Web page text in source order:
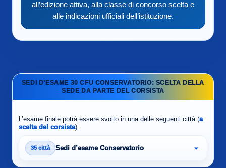
all’edizione attiva, alla classe di concorso scelta e
alle indicazioni ufficiali dell’istituzione.
SEDI D’ESAME 30 CFU CONSERVATORIO: SCELTA DELLA
SEDE DA PARTE DEL CORSISTA
L’esame finale potrà essere svolto in una delle seguenti città (a
scelta del corsista):
35 città Sedi d’esame Conservatorio